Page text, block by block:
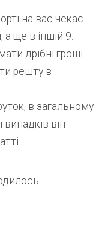
на вас чекає
а ще в іншій 9.
дрібні гроші
решту в
в загальному
він